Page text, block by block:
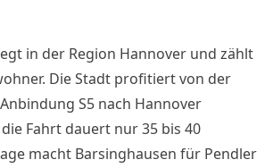
in der Region Hannover und zählt
Die Stadt profitiert von der
S5 nach Hannover
Fahrt dauert nur 35 bis 40
macht Barsinghausen für Pendler